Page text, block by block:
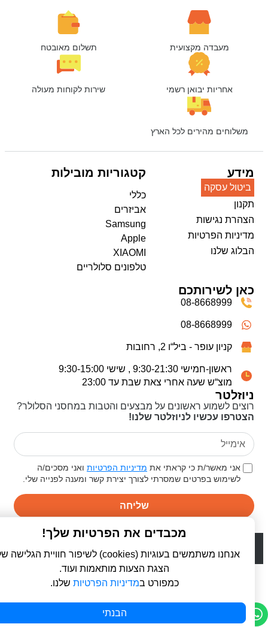
מעבדה מקצועית תשלום מאובטח
אחריות יבואן רשמי שירות לקוחות מעולה
משלוחים מהירים לכל הארץ
ניוזלטר
רוצים לשמוע ראשונים על מבצעים והטבות במחסני הסלולר?
הצטרפו עכשיו לניוזלטר שלנו!
אני מאשר/ת כי קראתי אתמדיניות הפרטיותואני מסכים/ה
לשימוש בפרטים שמסרתי לצורך יצירת קשר ומענה לפנייה שלי.
שליחה
מידע
ביטול עסקה
תקנון
הצהרת נגישות
מדיניות הפרטיות
הבלוג שלנו
קטגוריות מובילות
כללי
אביזרים
Samsung
Apple
XIAOMI
טלפונים סלולריים
כאן לשירותכם
08-8668999
08-8668999
קניון עופר - ביל“ו 2, רחובות
ראשון-חמישי 9:30-21:30 , שישי 9:30-15:00
מוצ“ש שעה אחרי צאת שבת עד 23:00
WebDigital | וובדיגיטל - עיצוב ובניית אתרים
מכבדים את הפרטיות שלך!
אנחנו משתמשים בעוגיות (cookies) לשיפור חוויית הגלישה שלך,
הצגת הצעות מותאמות ועוד.
כמפורט במדיניות הפרטיותשלנו.
הבנתי